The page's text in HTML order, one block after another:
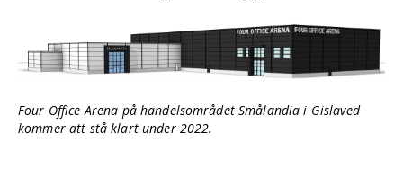
Four Office Arena på handelsområdet Smålandia i Gislaved
kommer att stå klart under 2022.